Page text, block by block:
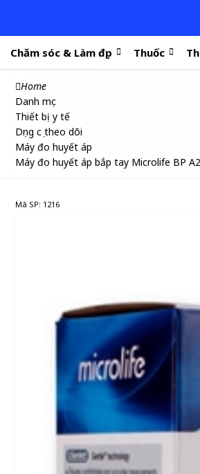
Chăm sóc & Làm đẹp Thuốc
Home
Danh mục
Thiết bị y tế
Dụng cụ theo dõi
Máy đo huyết áp
Máy đo huyết áp bắp tay Microlife BP
Mã SP: 1216